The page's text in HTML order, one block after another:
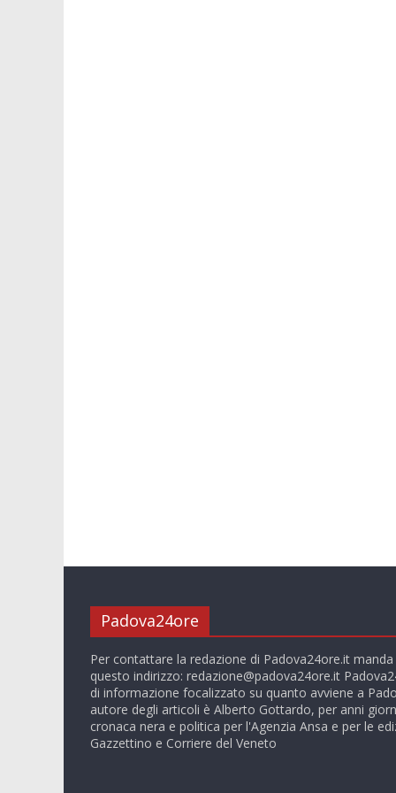
Padova24ore
Per contattare la redazione di Padova24ore.it
questo indirizzo: redazione@padova24ore.it
di informazione focalizzato su quanto avviene a
autore degli articoli è Alberto Gottardo, per anni
cronaca nera e politica per l'Agenzia Ansa e per le
Gazzettino e Corriere del Veneto